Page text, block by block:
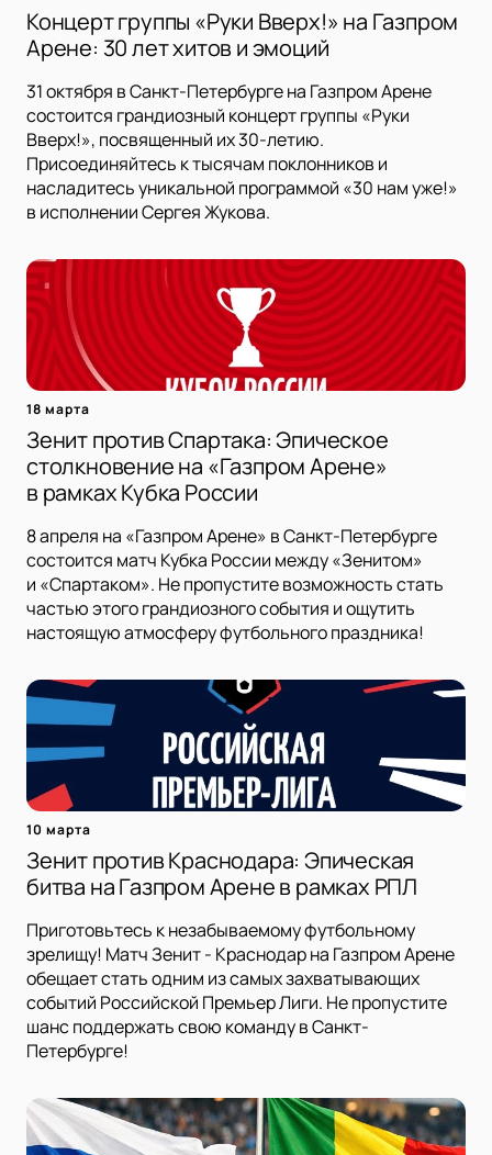
Концерт группы «Руки Вверх!» на Газпром
Арене: 30 лет хитов и эмоций
31 октября в Санкт-Петербурге на Газпром Арене
состоится грандиозный концерт группы «Руки
Вверх!», посвященный их 30-летию.
Присоединяйтесь к тысячам поклонников и
насладитесь уникальной программой «30 нам уже!»
в исполнении Сергея Жукова.
18 марта
Зенит против Спартака: Эпическое
столкновение на «Газпром Арене»
в рамках Кубка России
8 апреля на «Газпром Арене» в Санкт-Петербурге
состоится матч Кубка России между «Зенитом»
и «Спартаком». Не пропустите возможность стать
частью этого грандиозного события и ощутить
настоящую атмосферу футбольного праздника!
10 марта
Зенит против Краснодара: Эпическая
битва на Газпром Арене в рамках РПЛ
Приготовьтесь к незабываемому футбольному
зрелищу! Матч Зенит - Краснодар на Газпром Арене
обещает стать одним из самых захватывающих
событий Российской Премьер Лиги. Не пропустите
шанс поддержать свою команду в Санкт-
Петербурге!